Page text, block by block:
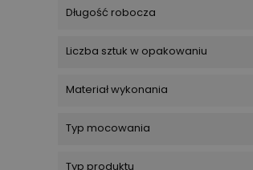
Długość robocza
Liczba sztuk w opakowaniu
Materiał wykonania
Typ mocowania
Typ produktu